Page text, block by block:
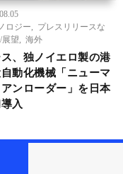
ロジー
プレスリリースな
展望 海外
、独ノイエロ製の港
動化機械「ニューマ
ンローダー」を日本
入